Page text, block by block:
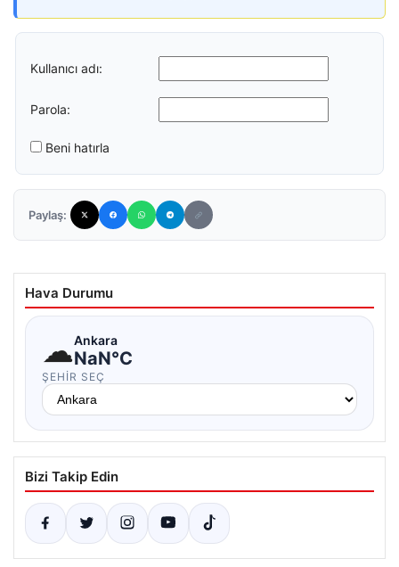
Kullanıcı adı:
Parola:
Beni hatırla
Paylaş:
Hava Durumu
☁Ankara
NaN°C
ŞEHIR SEÇ
Bizi Takip Edin